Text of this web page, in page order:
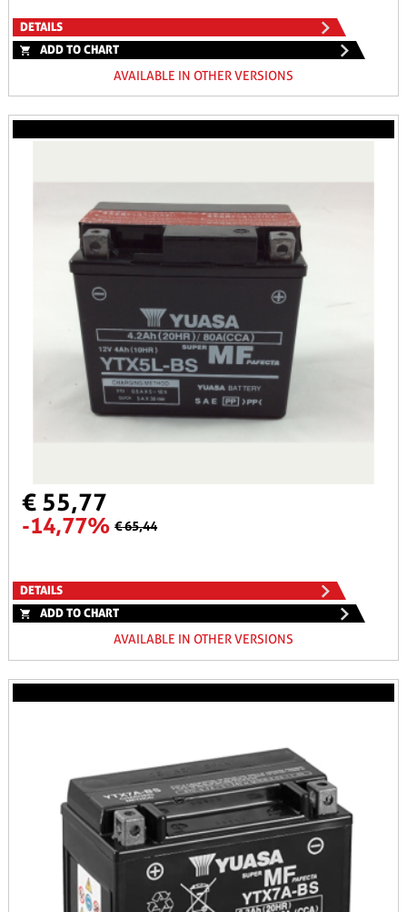
DETAILS
ADD TO CHART
AVAILABLE IN OTHER VERSIONS
€ 55,77
-14,77% € 65,44
DETAILS
ADD TO CHART
AVAILABLE IN OTHER VERSIONS